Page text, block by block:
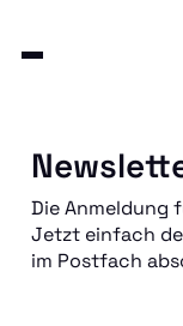
Die Anmeldung
Jetzt einfach
im Postfach